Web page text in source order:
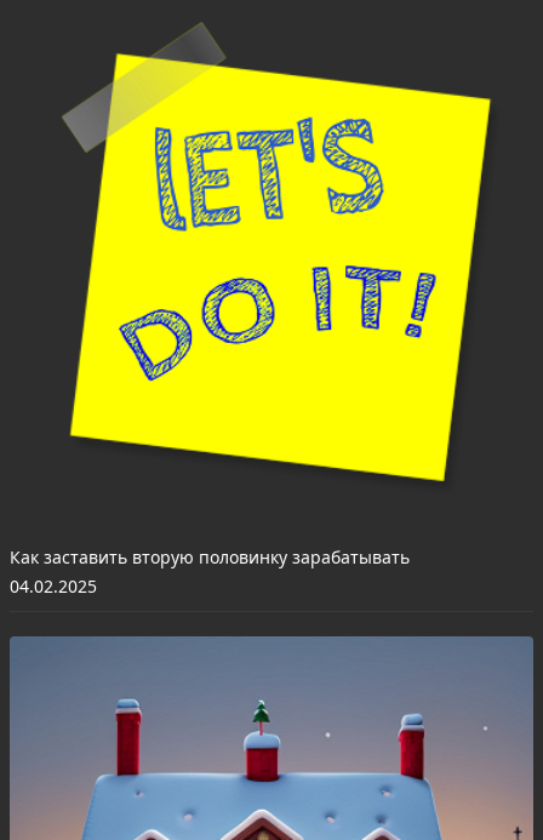
Как заставить вторую половинку зарабатывать
04.02.2025